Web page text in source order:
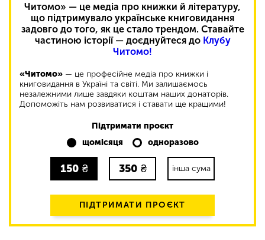
Читомо» — це медіа про книжки й літературу,
що підтримувало українське книговидання
задовго до того, як це стало трендом. Ставайте
частиною історії — доєднуйтеся до Клубу
Читомо!
«Читомо» — це професійне медіа про книжки і
книговидання в Україні та світі. Ми залишаємось
незалежними лише завдяки коштам наших донаторів.
Допоможіть нам розвиватися і ставати ще кращими!
Підтримати проєкт
щомісяця
одноразово
150 ₴ 350 ₴ інша сума
ПІДТРИМАТИ ПРОЄКТ